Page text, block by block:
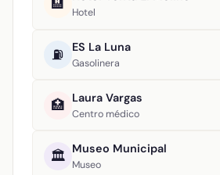
🏨 Hotel
⛽ ES La Luna
Gasolinera
🏥 Laura Vargas
Centro médico
🏛️ Museo Municipal
Museo